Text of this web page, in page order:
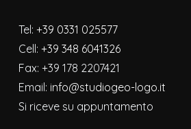
Tel: +39 0331 025577
Cell: +39 348 6041326
Fax: +39 178 2207421
Email: info@studiogeo-logo.it
Si riceve su appuntamento